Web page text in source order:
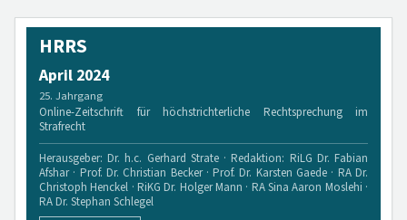
HRRS
April 2024
25. Jahrgang
Online-Zeitschrift für höchstrichterliche Rechtsprechung im
Strafrecht
Herausgeber: Dr. h.c. Gerhard Strate · Redaktion: RiLG Dr. Fabian
Afshar · Prof. Dr. Christian Becker · Prof. Dr. Karsten Gaede · RA Dr.
Christoph Henckel · RiKG Dr. Holger Mann · RA Sina Aaron Moslehi ·
RA Dr. Stephan Schlegel